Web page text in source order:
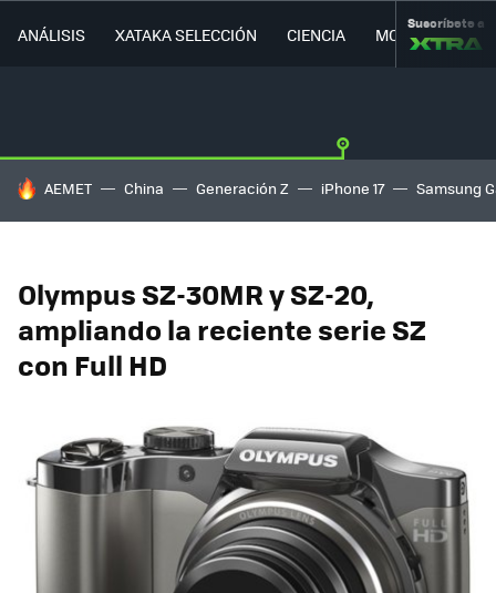
ANÁLISIS XATAKA SELECCIÓN CIENCIA MOVILIDAD
Suscríbete a
HOY SE HABLA DE
AEMET China Generación Z iPhone 17 Samsung
Olympus SZ-30MR y SZ-20,
ampliando la reciente serie SZ
con Full HD